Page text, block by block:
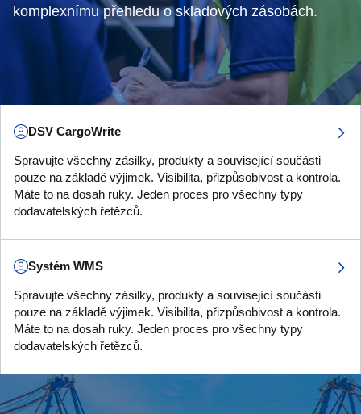
komplexnímu přehledu o skladových zásobách.
DSV CargoWrite
Spravujte všechny zásilky, produkty a související součásti
pouze na základě výjimek. Visibilita, přizpůsobivost a kontrola.
Máte to na dosah ruky. Jeden proces pro všechny typy
dodavatelských řetězců.
Systém WMS
Spravujte všechny zásilky, produkty a související součásti
pouze na základě výjimek. Visibilita, přizpůsobivost a kontrola.
Máte to na dosah ruky. Jeden proces pro všechny typy
dodavatelských řetězců.